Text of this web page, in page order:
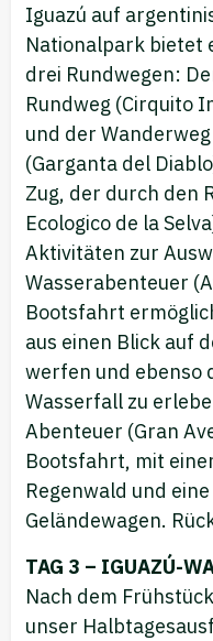
Iguazú auf
Nationalpark bietet
drei Rundwegen:
Rundweg (Cirquito
und der
(Garganta del
Zug, der durch den
Ecologico de la
Aktivitäten zur
Wasserabenteuer
Bootsfahrt
aus einen Blick auf
werfen und ebenso
Wasserfall zu
Abenteuer (Gran
Bootsfahrt, mit
Regenwald und
Geländewagen.
TAG 3 – IGUAZÚ-
Nach dem
unser